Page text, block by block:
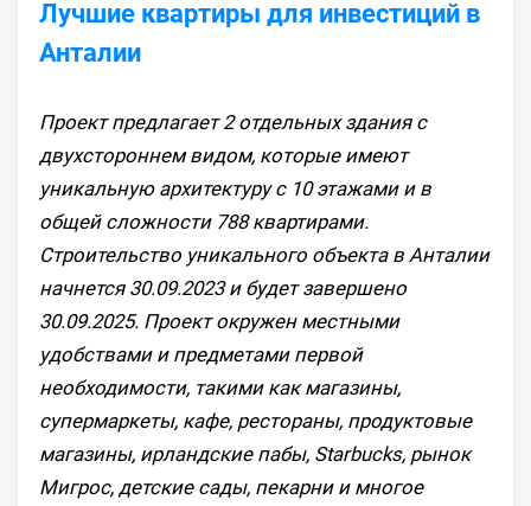
Лучшие квартиры для инвестиций в
Анталии
Проект предлагает 2 отдельных здания c
двухстороннем видом, которые имеют
уникальную архитектуру с 10 этажами и в
общей сложности 788 квартирами.
Строительство уникального объекта в Анталии
начнется 30.09.2023 и будет завершено
30.09.2025. Проект окружен местными
удобствами и предметами первой
необходимости, такими как магазины,
супермаркеты, кафе, рестораны, продуктовые
магазины, ирландские пабы, Starbucks, рынок
Мигрос, детские сады, пекарни и многое